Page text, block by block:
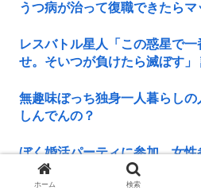
うつ病が治って復職できたら
レスバトル星人「この惑星で
せ。そいつが負けたら滅ぼす」
無趣味ぼっち独身一人暮らし
しんでんの？
ぼく婚活パーティに参加、女
円、結果マッチングなし これ
ホーム 検索